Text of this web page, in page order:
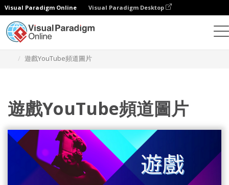
Visual Paradigm Online Visual Paradigm Desktop
遊戲YouTube頻道圖片
遊戲YouTube頻道圖片